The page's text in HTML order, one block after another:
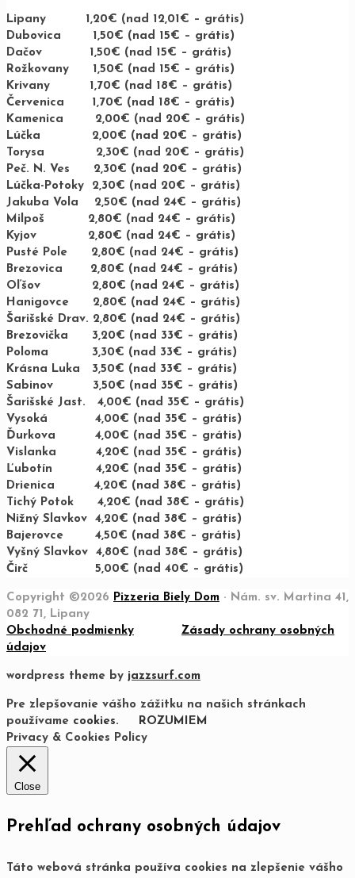
Lipany 1,20€ (nad 12,01€ – grátis)
Dubovica 1,50€ (nad 15€ – grátis)
Dačov 1,50€ (nad 15€ – grátis)
Rožkovany 1,50€ (nad 15€ – grátis)
Krivany 1,70€ (nad 18€ – grátis)
Červenica 1,70€ (nad 18€ – grátis)
Kamenica 2,00€ (nad 20€ – grátis)
Lúčka 2,00€ (nad 20€ – grátis)
Torysa 2,30€ (nad 20€ – grátis)
Peč. N. Ves 2,30€ (nad 20€ – grátis)
Lúčka-Potoky 2,30€ (nad 20€ – grátis)
Jakuba Vola 2,50€ (nad 24€ – grátis)
Milpoš 2,80€ (nad 24€ – grátis)
Kyjov 2,80€ (nad 24€ – grátis)
Pusté Pole 2,80€ (nad 24€ – grátis)
Brezovica 2,80€ (nad 24€ – grátis)
Oľšov 2,80€ (nad 24€ – grátis)
Hanigovce 2,80€ (nad 24€ – grátis)
Šarišské Drav. 2,80€ (nad 24€ – grátis)
Brezovička 3,20€ (nad 33€ – grátis)
Poloma 3,30€ (nad 33€ – grátis)
Krásna Luka 3,50€ (nad 33€ – grátis)
Sabinov 3,50€ (nad 35€ – grátis)
Šarišské Jast. 4,00€ (nad 35€ – grátis)
Vysoká 4,00€ (nad 35€ – grátis)
Ďurkova 4,00€ (nad 35€ – grátis)
Vislanka 4,20€ (nad 35€ – grátis)
Ľubotín 4,20€ (nad 35€ – grátis)
Drienica 4,20€ (nad 38€ – grátis)
Tichý Potok 4,20€ (nad 38€ – grátis)
Nižný Slavkov 4,20€ (nad 38€ – grátis)
Bajerovce 4,50€ (nad 38€ – grátis)
Vyšný Slavkov 4,80€ (nad 38€ – grátis)
Čirč 5,00€ (nad 40€ – grátis)
Copyright ©2026 Pizzeria Biely Dom · Nám. sv. Martina 41,
082 71, Lipany
Obchodné podmienky
Zásady ochrany osobných
údajov
wordpress theme by jazzsurf.com
Pre zlepšovanie vášho zážitku na našich stránkach
používame cookies.
ROZUMIEM
Privacy & Cookies Policy
Close
Prehľad ochrany osobných údajov
Táto webová stránka používa cookies na zlepšenie vášho